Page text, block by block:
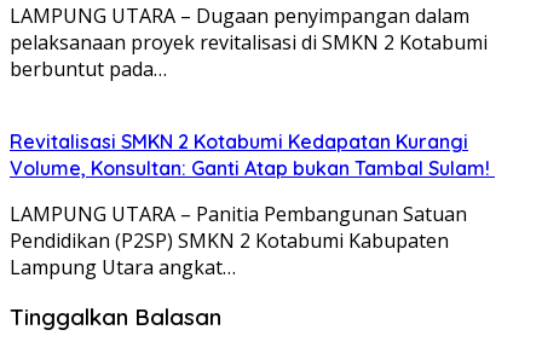
LAMPUNG UTARA – Dugaan penyimpangan dalam
pelaksanaan proyek revitalisasi di SMKN 2 Kotabumi
berbuntut pada…
Revitalisasi SMKN 2 Kotabumi Kedapatan Kurangi
Volume, Konsultan: Ganti Atap bukan Tambal Sulam!
LAMPUNG UTARA – Panitia Pembangunan Satuan
Pendidikan (P2SP) SMKN 2 Kotabumi Kabupaten
Lampung Utara angkat…
Tinggalkan Balasan